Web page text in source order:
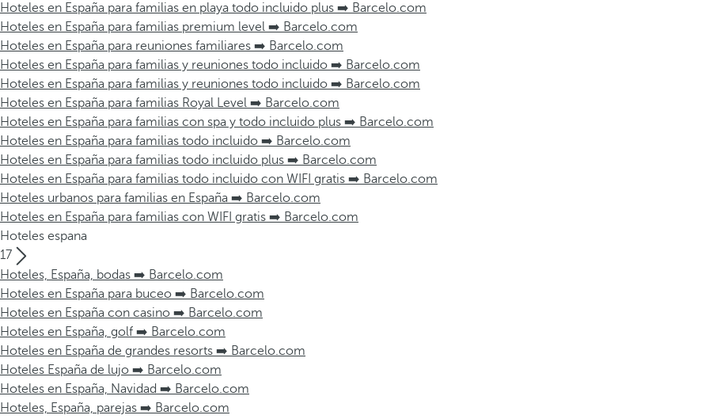
Hoteles en España para familias en playa todo incluido plus ➡️ Barcelo.com
Hoteles en España para familias premium level ➡️ Barcelo.com
Hoteles en España para reuniones familiares ➡️ Barcelo.com
Hoteles en España para familias y reuniones todo incluido ➡️ Barcelo.com
Hoteles en España para familias y reuniones todo incluido ➡️ Barcelo.com
Hoteles en España para familias Royal Level ➡️ Barcelo.com
Hoteles en España para familias con spa y todo incluido plus ➡️ Barcelo.com
Hoteles en España para familias todo incluido ➡️ Barcelo.com
Hoteles en España para familias todo incluido plus ➡️ Barcelo.com
Hoteles en España para familias todo incluido con WIFI gratis ➡️ Barcelo.com
Hoteles urbanos para familias en España ➡️ Barcelo.com
Hoteles en España para familias con WIFI gratis ➡️ Barcelo.com
Hoteles espana
17
Hoteles, España, bodas ➡️ Barcelo.com
Hoteles en España para buceo ➡️ Barcelo.com
Hoteles en España con casino ➡️ Barcelo.com
Hoteles en España, golf ➡️ Barcelo.com
Hoteles en España de grandes resorts ➡️ Barcelo.com
Hoteles España de lujo ➡️ Barcelo.com
Hoteles en España, Navidad ➡️ Barcelo.com
Hoteles, España, parejas ➡️ Barcelo.com